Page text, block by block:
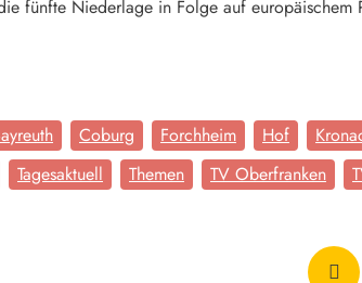
fünfte Niederlage in Folge auf europäischem
Coburg Forchheim Hof
Tagesaktuell Themen TV Oberfranken